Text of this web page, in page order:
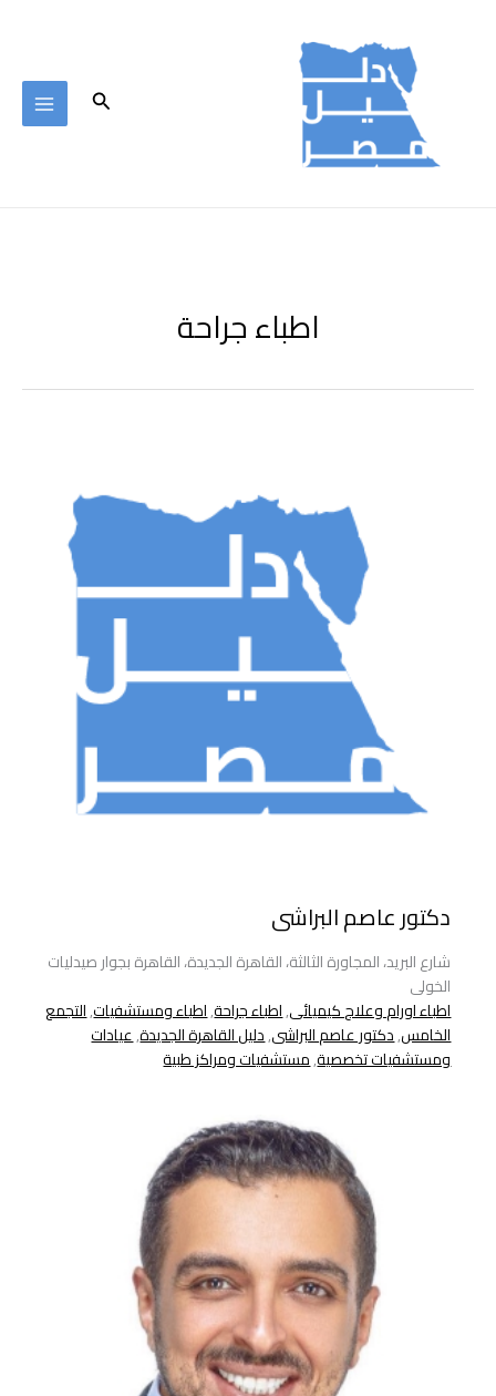
البحث
اطباء جراحة
دكتور عاصم البراشى
شارع البريد، المجاورة الثالثة، القاهرة الجديدة، القاهرة بجوار صيدليات
الخولى
اطباء اورام وعلاج كيميائى,اطباء جراحة,اطباء ومستشفيات,التجمع
الخامس,دكتور عاصم البراشى,دليل القاهرة الجديدة,عيادات
ومستشفيات تخصصية,مستشفيات ومراكز طبية